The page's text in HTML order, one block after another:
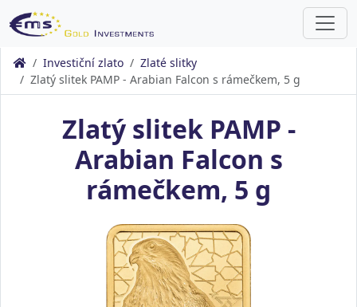
Investiční zlato
Zlaté slitky
Zlatý slitek PAMP - Arabian Falcon s rámečkem, 5 g
Zlatý slitek PAMP -
Arabian Falcon s
rámečkem, 5 g